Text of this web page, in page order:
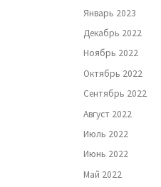
Январь 2023
Декабрь 2022
Ноябрь 2022
Октябрь 2022
Сентябрь 2022
Август 2022
Июль 2022
Июнь 2022
Май 2022